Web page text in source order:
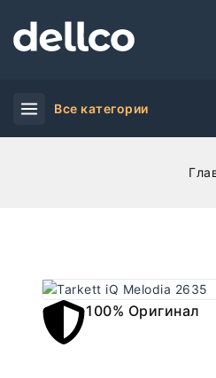
Все категории
100% Оригинал